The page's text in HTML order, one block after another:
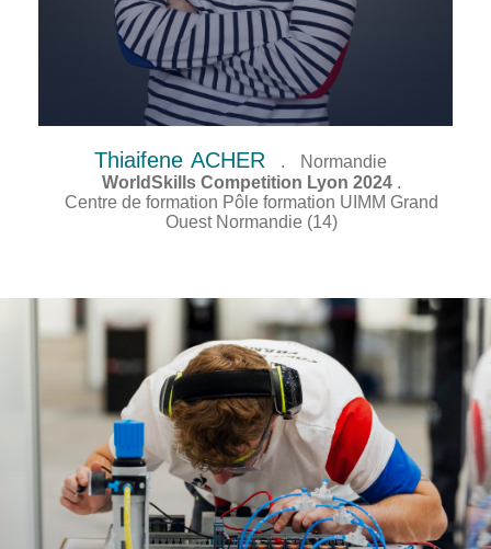
Thiaifene ACHER .
Normandie
WorldSkills Competition Lyon 2024 .
Centre de formation Pôle formation UIMM Grand
Ouest Normandie (14)